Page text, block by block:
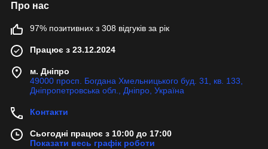
Про нас
97% позитивних з 308 відгуків за рік
Працює з 23.12.2024
м. Дніпро
49000 просп. Богдана Хмельницького буд. 31, кв. 133,
Дніпропетровська обл., Дніпро, Україна
Контакти
Сьогодні працює з 10:00 до 17:00
Показати весь графік роботи